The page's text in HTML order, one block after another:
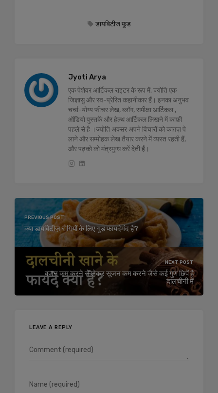
डायबिटीज फूड
Jyoti Arya
एक पेशेवर आर्टिकल राइटर के रूप में, ज्योति एक
जिज्ञासु और स्व-प्रेरित कहानीकार हैं। इनका अनुभव
चर्चा-योग्य फीचर लेख, ब्लॉग, समीक्षा आर्टिकल ,
ऑडियो पुस्तकें और हेल्थ आर्टिकल लिखने में काफ़ी
पहले से है ।ज्योति अक्सर अपने विचारों को काग़ज़ पे
लाने और सम्मोहक लेख तैयार करने में व्यस्त रहती हैं,
और पढ़को को मंत्रमुग्ध करें देती हैं।
PREVIOUS POST
क्या डायबिटीज़ रोगियों के लिए गुड़ फायदेमंद है?
NEXT POST
वजन कम करने से लेकर सूजन कम करने जैसे कई गुण छिपें है
दालचीनी में
LEAVE A REPLY